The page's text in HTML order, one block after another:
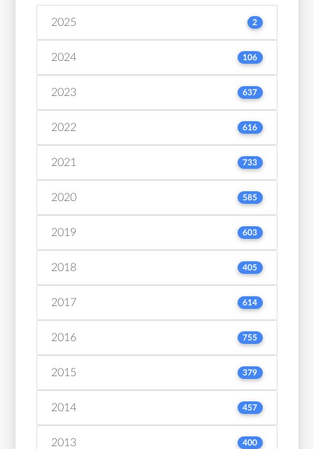
2025 2
2024 106
2023 637
2022 616
2021 733
2020 585
2019 603
2018 405
2017 614
2016 755
2015 379
2014 457
2013 400